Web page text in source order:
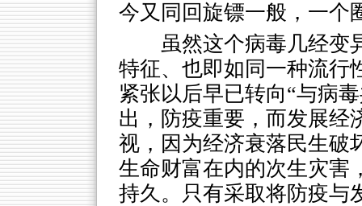
今又同回旋镖一般，一个
虽然这个病毒几经变
特征、也即如同一种流行
紧张以后早已转向“与病
出，防疫重要，而发展经
视，因为经济衰落民生破
生命财富在内的次生灾害
持久。只有采取将防疫与